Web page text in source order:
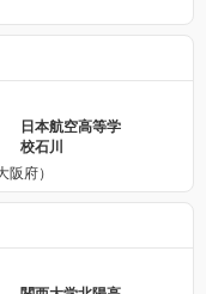
日本航空高等学
校石川
府）